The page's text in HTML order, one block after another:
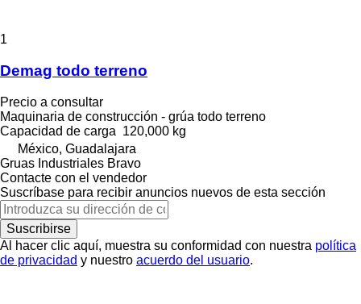
1
Demag todo terreno
Precio a consultar
Maquinaria de construcción - grúa todo terreno
Capacidad de carga 120,000 kg
México, Guadalajara
Gruas Industriales Bravo
Contacte con el vendedor
Suscríbase para recibir anuncios nuevos de esta sección
Suscribirse
Al hacer clic aquí, muestra su conformidad con nuestra política
de privacidad y nuestro acuerdo del usuario.